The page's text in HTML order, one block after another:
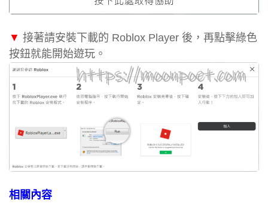
▼ 接著請安裝下載的 Roblox Player 後，再點擊綠色
按鈕就能開始遊玩。
相關內容